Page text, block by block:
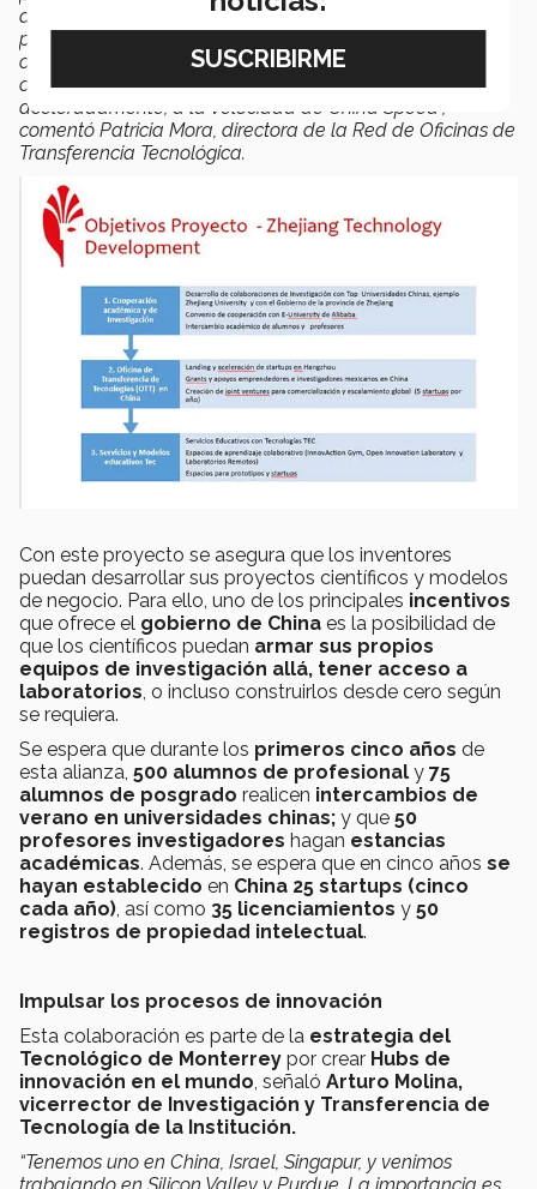
al ser la primera universidad que llega a Zhejiang con un
proyecto de este alcance. Sin lugar a dudas es una gran
oportunidad para emprendedores, científicos y startups
científico-tecnológicas que quieran crecer
aceleradamente, a la velocidad de China Speed”,
comentó Patricia Mora, directora de la Red de Oficinas de
Transferencia Tecnológica.
Con este proyecto se asegura que los inventores
puedan desarrollar sus proyectos científicos y modelos
de negocio. Para ello, uno de los principales incentivos
que ofrece el gobierno de China es la posibilidad de
que los científicos puedan armar sus propios
equipos de investigación allá, tener acceso a
laboratorios, o incluso construirlos desde cero según
se requiera.
Se espera que durante los primeros cinco años de
esta alianza, 500 alumnos de profesional y 75
alumnos de posgrado realicen intercambios de
verano en universidades chinas; y que 50
profesores investigadores hagan estancias
académicas. Además, se espera que en cinco años se
hayan establecido en China 25 startups (cinco
cada año), así como 35 licenciamientos y 50
registros de propiedad intelectual.
Impulsar los procesos de innovación
Esta colaboración es parte de la estrategia del
Tecnológico de Monterrey por crear Hubs de
innovación en el mundo, señaló Arturo Molina,
vicerrector de Investigación y Transferencia de
Tecnología de la Institución.
“Tenemos uno en China, Israel, Singapur, y venimos